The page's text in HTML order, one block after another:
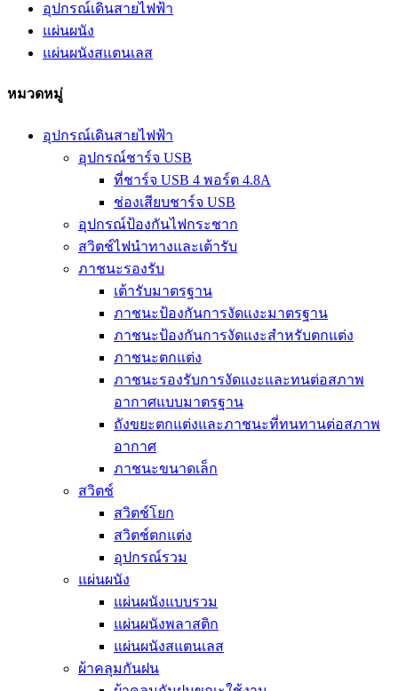
อุปกรณ์เดินสายไฟฟ้า
แผ่นผนัง
แผ่นผนังสแตนเลส
หมวดหมู่
อุปกรณ์เดินสายไฟฟ้า
อุปกรณ์ชาร์จ USB
ที่ชาร์จ USB 4 พอร์ต 4.8A
ช่องเสียบชาร์จ USB
อุปกรณ์ป้องกันไฟกระชาก
สวิตช์ไฟนำทางและเต้ารับ
ภาชนะรองรับ
เต้ารับมาตรฐาน
ภาชนะป้องกันการงัดแงะมาตรฐาน
ภาชนะป้องกันการงัดแงะสำหรับตกแต่ง
ภาชนะตกแต่ง
ภาชนะรองรับการงัดแงะและทนต่อสภาพ
อากาศแบบมาตรฐาน
ถังขยะตกแต่งและภาชนะที่ทนทานต่อสภาพ
อากาศ
ภาชนะขนาดเล็ก
สวิตช์
สวิตช์โยก
สวิตช์ตกแต่ง
อุปกรณ์รวม
แผ่นผนัง
แผ่นผนังแบบรวม
แผ่นผนังพลาสติก
แผ่นผนังสแตนเลส
ผ้าคลุมกันฝน